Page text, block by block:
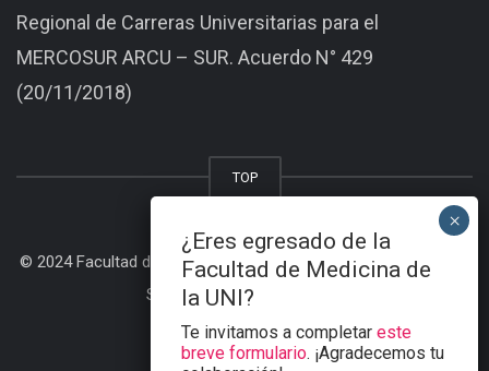
Regional de Carreras Universitarias para el
MERCOSUR ARCU – SUR. Acuerdo N° 429
(20/11/2018)
TOP
© 2024 Facultad de Medicina - Universidad Nacional de Itapua |
Sitio desarrollado por BDS |
¿Eres egresado de la
Facultad de Medicina de
la UNI?
Te invitamos a completar este
breve formulario. ¡Agradecemos tu